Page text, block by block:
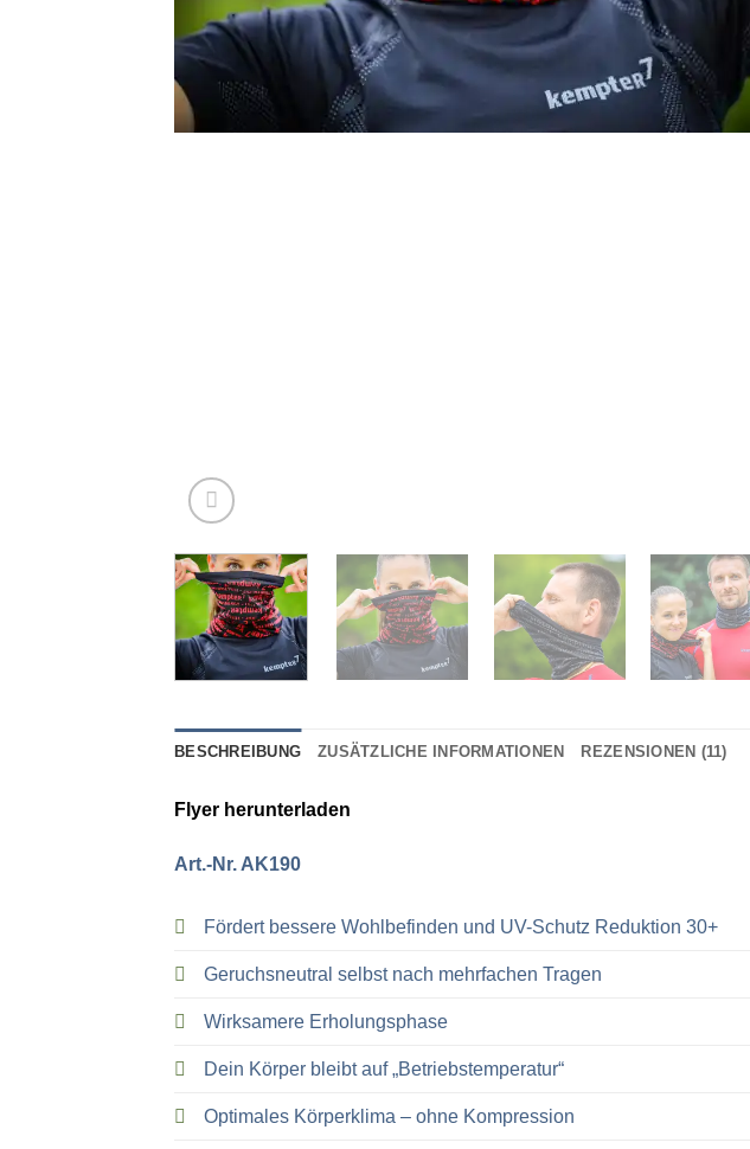
BESCHREIBUNG ZUSÄTZLICHE INFORMATIONEN REZENSIONEN (11)
Flyer herunterladen
Art.-Nr. AK190
Fördert bessere Wohlbefinden und UV-Schutz Reduktion 30+
Geruchsneutral selbst nach mehrfachen Tragen
Wirksamere Erholungsphase
Dein Körper bleibt auf „Betriebstemperatur“
Optimales Körperklima – ohne Kompression